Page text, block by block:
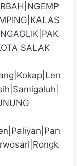
SALAK